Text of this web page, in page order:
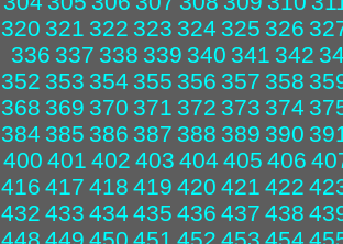
320 321 322 323 324 325 326
336 337 338 339 340 341 342
352 353 354 355 356 357 358
368 369 370 371 372 373 374
384 385 386 387 388 389 390
400 401 402 403 404 405 406
416 417 418 419 420 421 422
432 433 434 435 436 437 438